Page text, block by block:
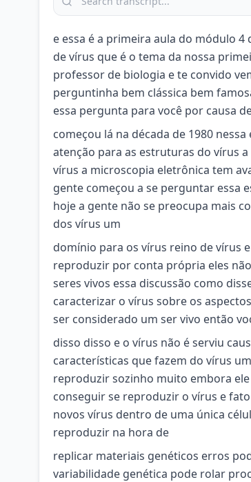
e essa é a primeira aula do módulo
de vírus que é o tema da nossa
professor de biologia e te convido
perguntinha bem clássica bem
essa pergunta para você por causa
começou lá na década de 1980
atenção para as estruturas do vírus
vírus a microscopia eletrônica tem
gente começou a se perguntar essa
hoje a gente não se preocupa mais
dos vírus um
domínio para os vírus reino de vírus
reproduzir por conta própria eles
seres vivos essa discussão como
caracterizar o vírus sobre os
ser considerado um ser vivo então
disso disso e o vírus não é serviu
características que fazem do vírus
reproduzir sozinho muito embora
conseguir se reproduzir o vírus e
novos vírus dentro de uma única
reproduzir na hora de
replicar materiais genéticos erros
variabilidade genética pode rolar